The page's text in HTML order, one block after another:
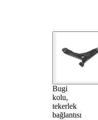
Bugi
kolu,
tekerlek
bağlantısı